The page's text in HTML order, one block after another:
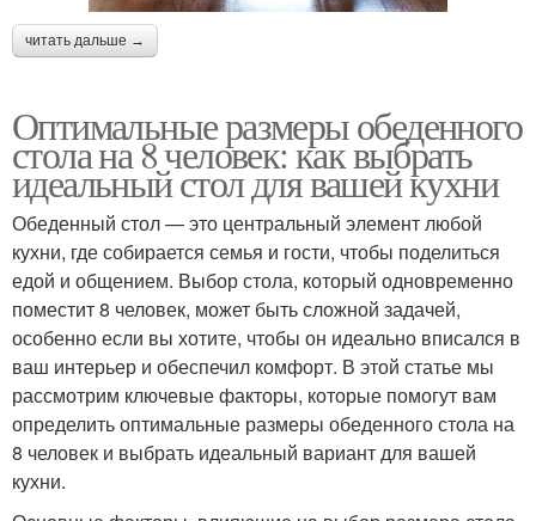
читать дальше →
Оптимальные размеры обеденного
стола на 8 человек: как выбрать
идеальный стол для вашей кухни
Обеденный стол — это центральный элемент любой
кухни, где собирается семья и гости, чтобы поделиться
едой и общением. Выбор стола, который одновременно
поместит 8 человек, может быть сложной задачей,
особенно если вы хотите, чтобы он идеально вписался в
ваш интерьер и обеспечил комфорт. В этой статье мы
рассмотрим ключевые факторы, которые помогут вам
определить оптимальные размеры обеденного стола на
8 человек и выбрать идеальный вариант для вашей
кухни.